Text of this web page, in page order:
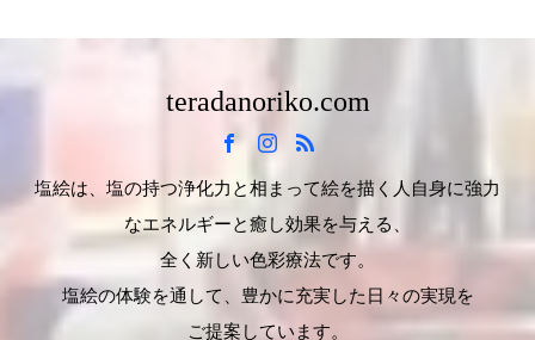
teradanoriko.com
塩絵は、塩の持つ浄化力と相まって絵を描く人自身に強力
なエネルギーと癒し効果を与える、
全く新しい色彩療法です。
塩絵の体験を通して、豊かに充実した日々の実現を
ご提案しています。